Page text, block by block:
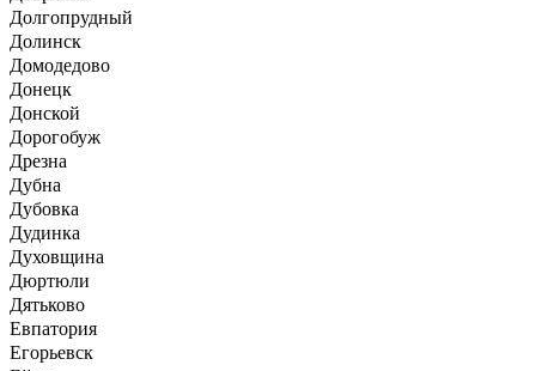
Долгопрудный
Долинск
Домодедово
Донецк
Донской
Дорогобуж
Дрезна
Дубна
Дубовка
Дудинка
Духовщина
Дюртюли
Дятьково
Евпатория
Егорьевск